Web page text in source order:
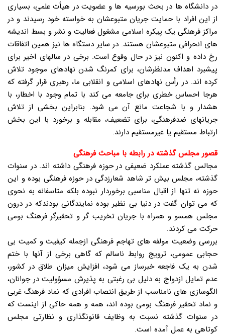
در دانشگاه ها در بحث بورسیه ها و عضویت در هیأت علمی، بسیاری
از این افراد با حمایت جریان متبوعشان به خواسته خود رسیدند و در
مراکز فرهنگی یک پیکره اسلامی مشغول فعالیت و نشر و بسط اندیشه
های انحرافی متبوعشان هستند. در سایر دستگاه ها نیز همین اتفاقات
رخ داده و اکنون نیز در حال وقوع است. برخی در سالهای اخیر برای
پیشبرد اهداف مدنظرشان، برای کمرنگ شدن نهادهای موجود تلاش
کرده اند. در رأس نهادهای اسلامی و انقلابی ما، رهبری قرار گرفته که
هرجا احساس خطری برای جامعه می کند با تمام وجود با اخطار، با
هشدار و با شجاعت مانع آن می شود. بنابراین بخشی از تلاش
جریانهای ضدفرهنگی، برای تضعیف، مقابله و برخورد با این بخش
ارتباط مستقیم یا غیرمستقیم دارند.
قصور مجلس گذشته در رابطه با مباحث فرهنگی
مجالس گذشته عملکرد ضعیفی در حوزه فرهنگی داشته اند. در سنوات
گذشته، مجلس بیش تر شاهد شعارزدگی در حوزه فرهنگی بوده و این
حوزه نه تنها از اقبال مناسبی برخوردار نبوده بلکه متاسفانه به نحوی
که می توان گفت در دنیا بی نظیر بوده نمایندگانی بودندکه در درون
مجلس همسو و همراه با جریان تخریب گر و تحقیرگر فرهنگ بومی
حرکت می کردند.
بررسی وضعیت مولفه های تهاجم فرهنگی ازجمله کیفیت و کمیت بی
حجابی عمومی، ترویج روابط ناسالم که گاهی برخی از آنها با ختم
شدن به یک فاجعه خبرساز می شود، افزایش میزان طلاق در کشور،
عدم تمایل ازدواج به دلیل بی رغبتی به پذیرش مسؤولیت در جوانان،
الگوسازی های نامناسب از طریق انتصاب افرادی که نماد فرهنگ غربی
و نماد تحقیر فرهنگ بومی بوده اند، همه و همه حاکی از اینست که
در سنوات گذشته نسبت به وظایف قانونگذاری و نظارتی مجلس
کوتاهی به عمل آمده است.